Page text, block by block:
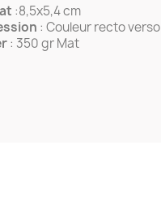
:8,5x5,4 cm
: Couleur recto verso
: 350 gr Mat